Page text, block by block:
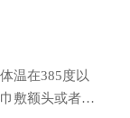
温在385度以
敷额头或者用